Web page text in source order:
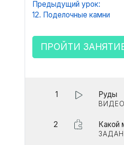
Предыдущий урок:
12. Поделочные камни
ПРОЙТИ
1 Руды
ВИДЕО
2 Какой